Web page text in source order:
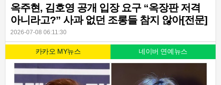
옥주현, 김호영 공개 입장 요구 “옥장판 저격
아니라고?” 사과 없던 조롱들 참지 않아[전문]
2026-07-08 06:11:30
카카오 MY뉴스 네이버 연예뉴스